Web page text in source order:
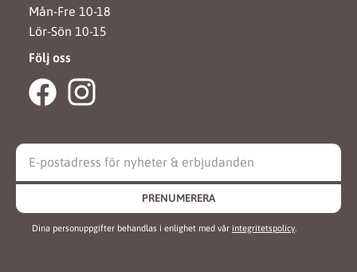
Mån-Fre 10-18
Lör-Sön 10-15
Följ oss
PRENUMERERA
Dina personuppgifter behandlas i enlighet med vår integritetspolicy